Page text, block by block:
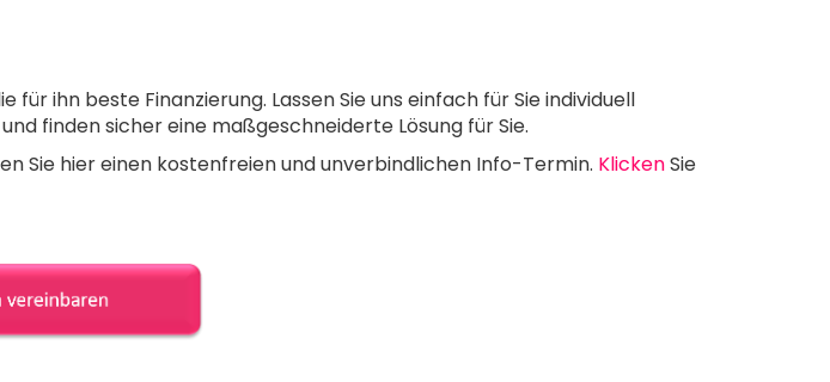
ihn beste Finanzierung. Lassen Sie uns einfach für Sie individuell
finden sicher eine maßgeschneiderte Lösung für Sie.
Sie hier einen kostenfreien und unverbindlichen Info-Termin. KlickenSie